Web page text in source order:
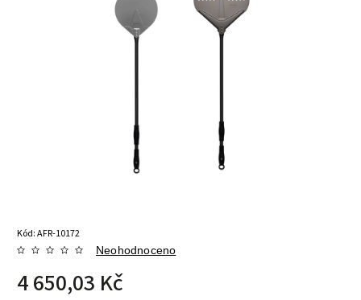
Kód:AFR-10172
Neohodnoceno
4 650,03 Kč